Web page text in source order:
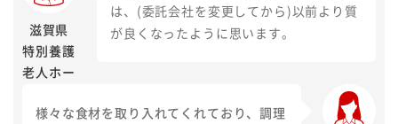
滋賀県
特別養護
老人ホー
施設長様
は、(委託会社を変更してから)以前より質
が良くなったように思います。
様々な食材を取り入れてくれており、調理